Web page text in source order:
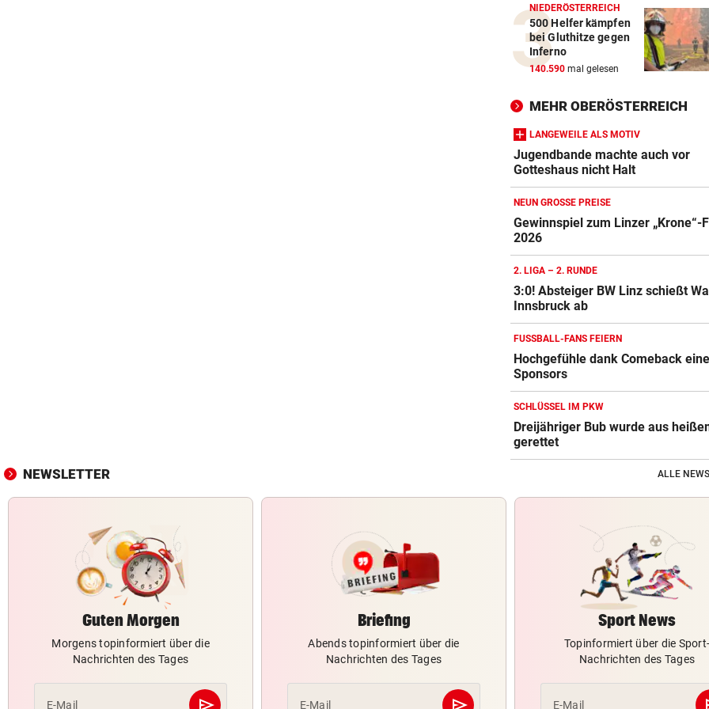
NIEDERÖSTERREICH
500 Helfer kämpfen
bei Gluthitze gegen
Inferno
140.590 mal gelesen
MEHR OBERÖSTERREICH
LANGEWEILE ALS MOTIV
Jugendbande machte auch vor
Gotteshaus nicht Halt
NEUN GROSSE PREISE
Gewinnspiel zum Linzer „Krone“-
2026
2. LIGA – 2. RUNDE
3:0! Absteiger BW Linz schießt
Innsbruck ab
FUSSBALL-FANS FEIERN
Hochgefühle dank Comeback
Sponsors
SCHLÜSSEL IM PKW
Dreijähriger Bub wurde aus
gerettet
NEWSLETTER ALLE
Guten Morgen
Morgens topinformiert über die
Nachrichten des Tages
E-Mail
Briefing
Abends topinformiert über die
Nachrichten des Tages
E-Mail
Sport News
Topinformiert über die Sport-
Nachrichten des Tages
E-Mail